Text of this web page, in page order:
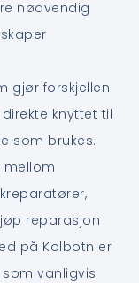
nødvendig
gjør forskjellen
knyttet til
som brukes.
mellom
reparasjon
på Kolbotn er
vanligvis